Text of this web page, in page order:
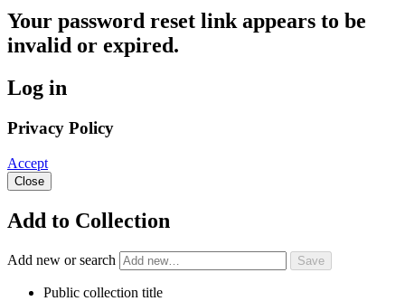
Your password reset link appears to be
invalid or expired.
Log in
Privacy Policy
Accept
Close
Add to Collection
Add new or search
Public collection title